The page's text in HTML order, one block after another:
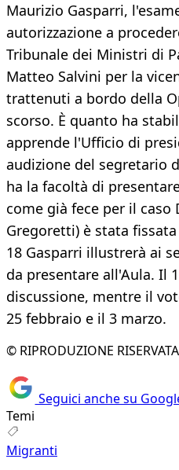
Maurizio Gasparri,
autorizzazione a
Tribunale dei Ministri di
Matteo Salvini per la
trattenuti a bordo della
scorso. È quanto ha
apprende l'Ufficio di
audizione del segretario
ha la facoltà di
come già fece per il
Gregoretti) è stata
18 Gasparri illustrerà ai
da presentare all'Aula. Il
discussione, mentre il
25 febbraio e il 3 marzo.
© RIPRODUZIONE RISERVATA
Seguici anche su
Temi
Migranti